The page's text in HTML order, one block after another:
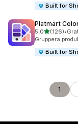
Built for
Platmart
5,0av 5 stjärnor
(126)
126 •
Gruppera
Built for
1